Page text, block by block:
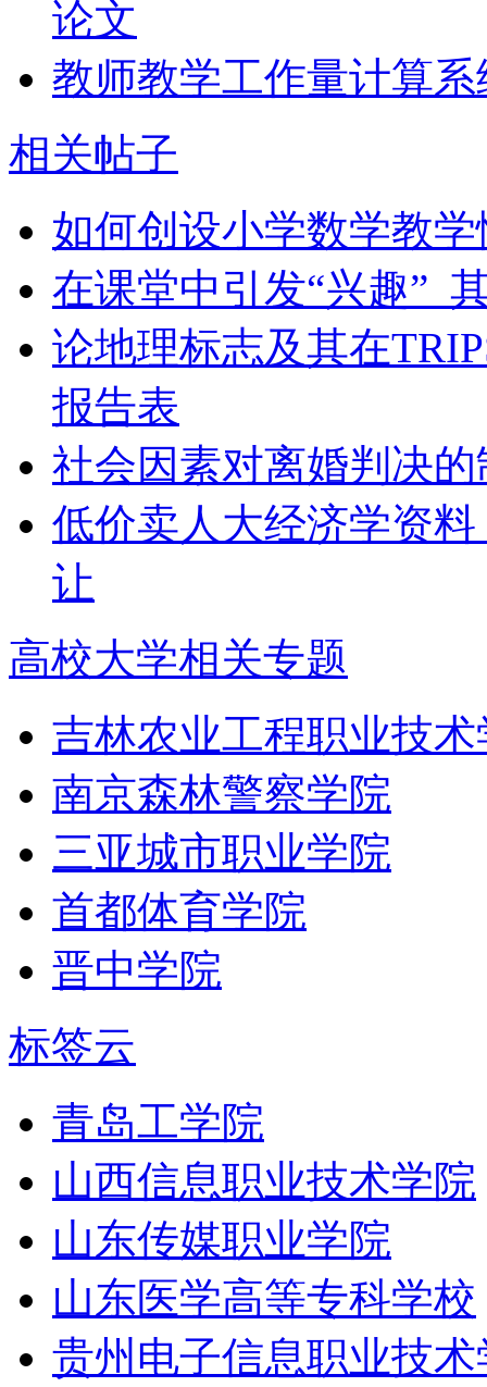
论文
教师教学工作量计算
相关帖子
如何创设小学数学教
在课堂中引发“兴趣”_
论地理标志及其在
报告表
社会因素对离婚判决的
低价卖人大经济学资
让
高校大学相关专题
吉林农业工程职业技术
南京森林警察学院
三亚城市职业学院
首都体育学院
晋中学院
标签云
青岛工学院
山西信息职业技术学院
山东传媒职业学院
山东医学高等专科学校
贵州电子信息职业技术